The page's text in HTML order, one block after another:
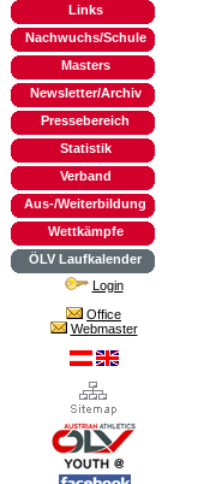
Links
Nachwuchs/Schule
Masters
Newsletter/Archiv
Pressebereich
Statistik
Verband
Aus-/Weiterbildung
Wettkämpfe
ÖLV Laufkalender
Login
Office
Webmaster